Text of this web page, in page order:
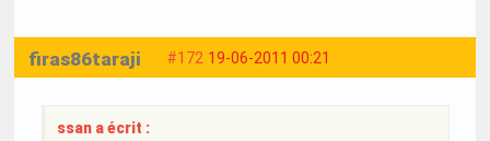
#172 19-06-2011 00:21
firas86taraji
ssan a écrit :